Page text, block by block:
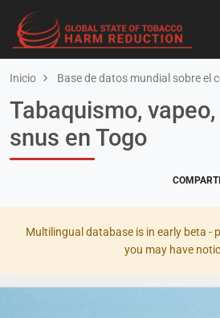
Inicio Base de datos mundial sobre el
Tabaquismo, vapeo,
snus en Togo
Multilingual database is in early beta -
you may have